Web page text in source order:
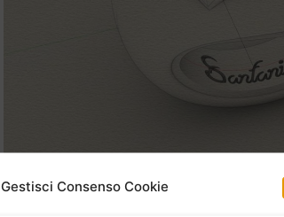
Gestisci Consenso Cookie